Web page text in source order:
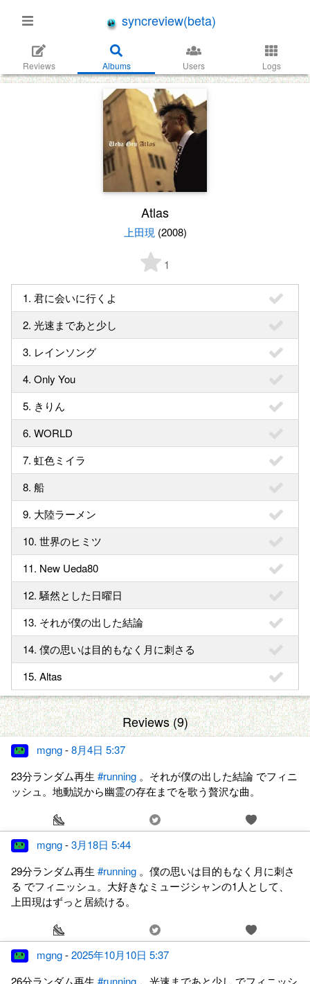
syncreview(beta)
Reviews Albums Users Logs
Atlas
上田現(2008)
1
1. 君に会いに行くよ
2. 光速まであと少し
3. レインソング
4. Only You
5. きりん
6. WORLD
7. 虹色ミイラ
8. 船
9. 大陸ラーメン
10. 世界のヒミツ
11. New Ueda80
12. 騒然とした日曜日
13. それが僕の出した結論
14. 僕の思いは目的もなく月に刺さる
15. Altas
Reviews (9)
mgng-8月4日 5:37
23分ランダム再生 #running 。それが僕の出した結論 でフィニ
ッシュ。地動説から幽霊の存在までを歌う贅沢な曲。
mgng-3月18日 5:44
29分ランダム再生 #running 。僕の思いは目的もなく月に刺さ
る でフィニッシュ。大好きなミュージシャンの1人として、
上田現はずっと居続ける。
mgng-2025年10月10日 5:37
26分ランダム再生 #running 。光速まであと少し でフィニッシ